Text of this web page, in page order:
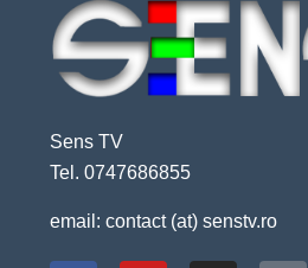
Sens TV
Tel. 0747686855
email: contact (at) senstv.ro